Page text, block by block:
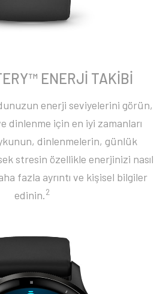
ENERJİ TAKİBİ
enerji seviyelerini görün,
dinlenme için en iyi zamanları
dinlenmelerin, günlük
stresin özellikle enerjinizi nasıl
fazla ayrıntı ve kişisel bilgiler
edinin.2